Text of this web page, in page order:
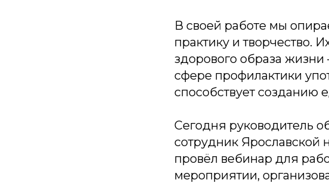
В своей работе мы
практику и творчество.
здорового образа жизни
сфере профилактики
способствует созданию
Сегодня руководитель
сотрудник
провёл вебинар для
мероприятии,